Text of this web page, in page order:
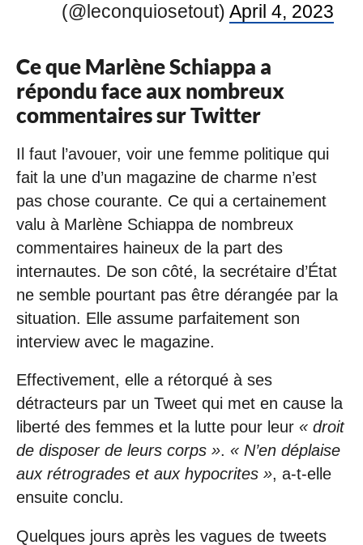
(@leconquiosetout)April 4, 2023
Ce que Marlène Schiappa a
répondu face aux nombreux
commentaires sur Twitter
Il faut l’avouer, voir une femme politique qui
fait la une d’un magazine de charme n’est
pas chose courante. Ce qui a certainement
valu à Marlène Schiappa de nombreux
commentaires haineux de la part des
internautes. De son côté, la secrétaire d’État
ne semble pourtant pas être dérangée par la
situation. Elle assume parfaitement son
interview avec le magazine.
Effectivement, elle a rétorqué à ses
détracteurs par un Tweet qui met en cause la
liberté des femmes et la lutte pour leur « droit
de disposer de leurs corps ». « N’en déplaise
aux rétrogrades et aux hypocrites », a-t-elle
ensuite conclu.
Quelques jours après les vagues de tweets